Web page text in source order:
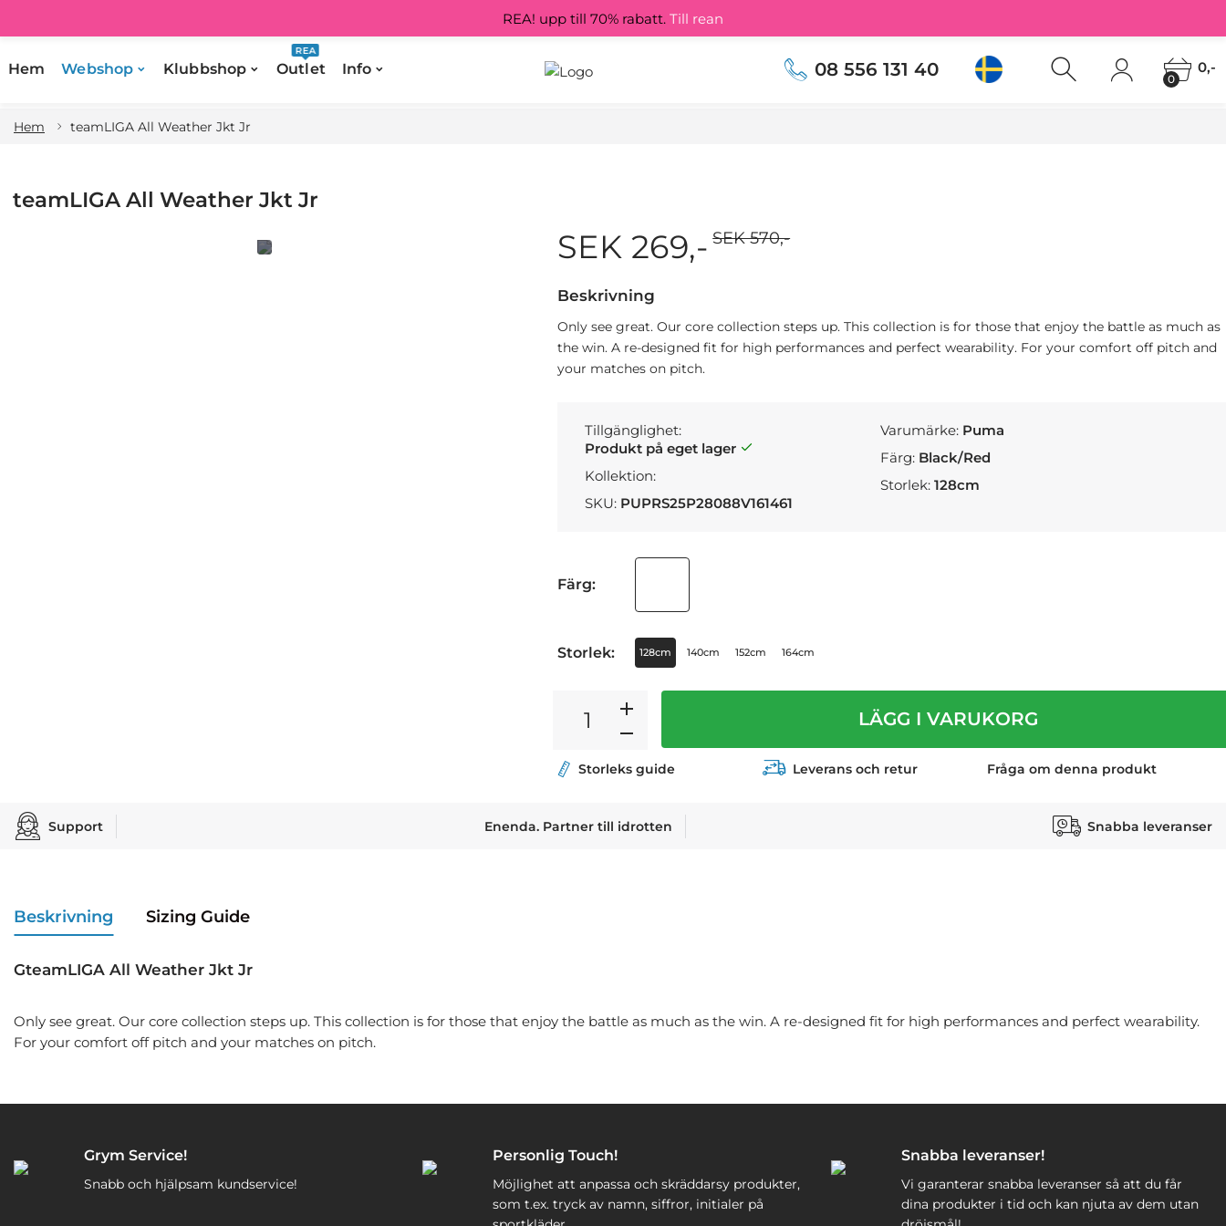
Hem Webshop Klubbshop Outlet
REA
Info 08 556 131 40 0
0,-
REA! upp till 70% rabatt. Till rean
Hem teamLIGA All Weather Jkt Jr
teamLIGA All Weather Jkt Jr
SEK 269,- SEK 570,-
Beskrivning
Only see great. Our core collection steps up. This collection is for those that enjoy the battle as much as
the win. A re-designed fit for high performances and perfect wearability. For your comfort off pitch and
your matches on pitch.
Tillgänglighet:
Produkt på eget lager
Kollektion:
SKU: PUPRS25P28088V161461
Varumärke: Puma
Färg: Black/Red
Storlek:128cm
Färg:
Storlek: 128cm 140cm 152cm 164cm
LÄGG I VARUKORG
Storleks guide Leverans och retur Fråga om denna produkt
Support Enenda. Partner till idrotten Snabba leveranser
Beskrivning Sizing Guide
GteamLIGA All Weather Jkt Jr
Only see great. Our core collection steps up. This collection is for those that enjoy the battle as much as the win. A re-designed fit for high performances and perfect wearability.
For your comfort off pitch and your matches on pitch.
Grym Service!
Snabb och hjälpsam kundservice!
Personlig Touch!
Möjlighet att anpassa och skräddarsy produkter,
som t.ex. tryck av namn, siffror, initialer på
Snabba leveranser!
Vi garanterar snabba leveranser så att du får
dina produkter i tid och kan njuta av dem utan